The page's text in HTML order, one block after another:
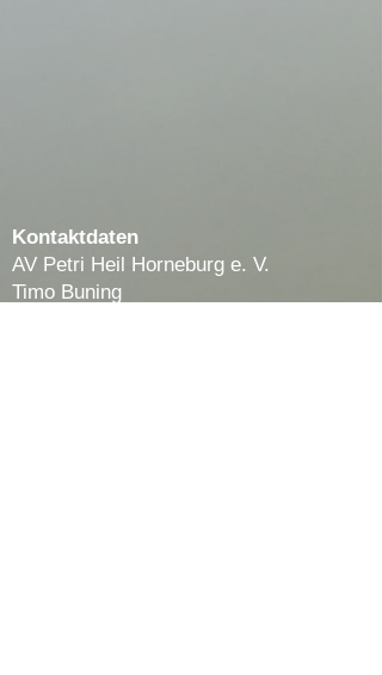
Kontaktdaten
AV Petri Heil Horneburg e. V.
Timo Buning